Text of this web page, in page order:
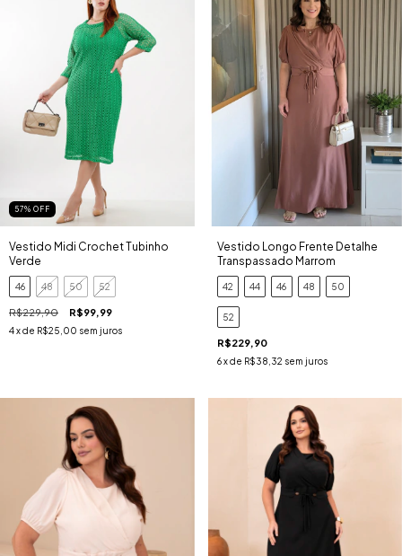
57% OFF
Vestido Midi Crochet Tubinho
Verde
46 48 50 52
R$229,90 R$99,99
4x de R$25,00 sem juros
Vestido Longo Frente Detalhe
Transpassado Marrom
42 44 46 48 50
52
R$229,90
6 x de R$38,32 sem juros